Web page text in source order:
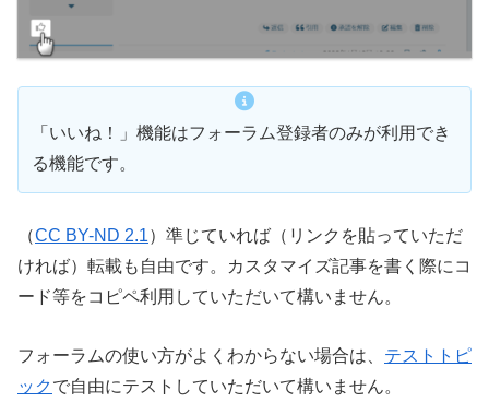
「いいね！」機能はフォーラム登録者のみが利用でき
る機能です。
（CC BY-ND 2.1）準じていれば（リンクを貼っていただ
ければ）転載も自由です。カスタマイズ記事を書く際にコ
ード等をコピペ利用していただいて構いません。
フォーラムの使い方がよくわからない場合は、 テストトピ
ックで自由にテストしていただいて構いません。